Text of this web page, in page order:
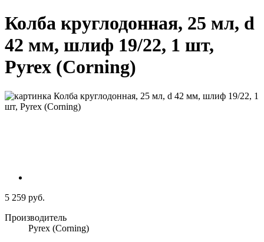
Колба круглодонная, 25 мл, d
42 мм, шлиф 19/22, 1 шт,
Pyrex (Corning)
5 259 руб.
Производитель
Pyrex (Corning)